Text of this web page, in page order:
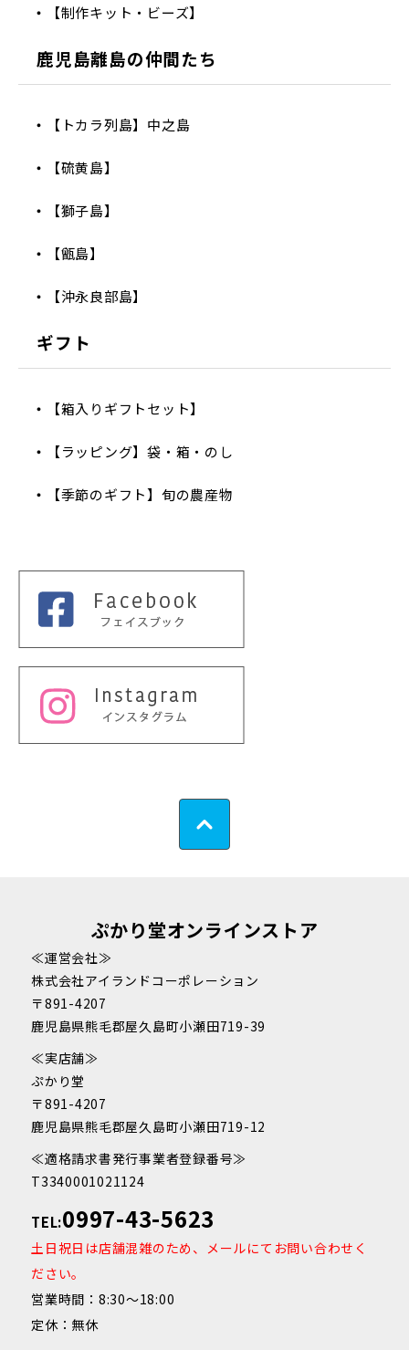
【制作キット・ビーズ】
鹿児島離島の仲間たち
【トカラ列島】中之島
【硫黄島】
【獅子島】
【甑島】
【沖永良部島】
ギフト
【箱入りギフトセット】
【ラッピング】袋・箱・のし
【季節のギフト】旬の農産物
ぷかり堂オンラインストア
≪運営会社≫
株式会社アイランドコーポレーション
〒891-4207
鹿児島県熊毛郡屋久島町小瀬田719-39
≪実店舗≫
ぷかり堂
〒891-4207
鹿児島県熊毛郡屋久島町小瀬田719-12
≪適格請求書発行事業者登録番号≫
T3340001021124
TEL:0997-43-5623
土日祝日は店舗混雑のため、メールにてお問い合わせく
ださい。
営業時間：8:30～18:00
定休：無休